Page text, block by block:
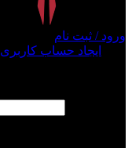
ورود / ثبت نام
ایجاد حساب کاربری